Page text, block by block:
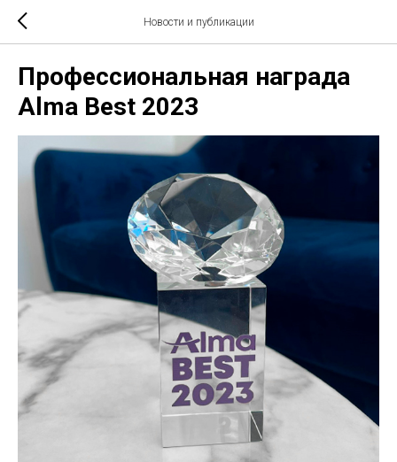
Новости и публикации
Профессиональная награда
Alma Best 2023